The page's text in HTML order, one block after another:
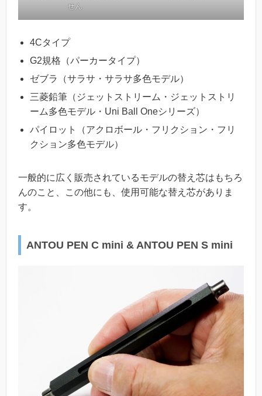
せん
4Cタイプ
G2規格（パーカータイプ）
ゼブラ（サラサ・サラサ多色モデル）
三菱鉛筆（ジェットストリーム・ジェットストリ
ーム多色モデル・Uni Ball Oneシリーズ）
パイロット（アクロボール・フリクション・フリ
クション多色モデル）
一般的に広く販売されているモデルの替え芯はもちろ
んのこと、この他にも、使用可能な替え芯がありま
す。
ANTOU PEN C mini & ANTOU PEN S mini